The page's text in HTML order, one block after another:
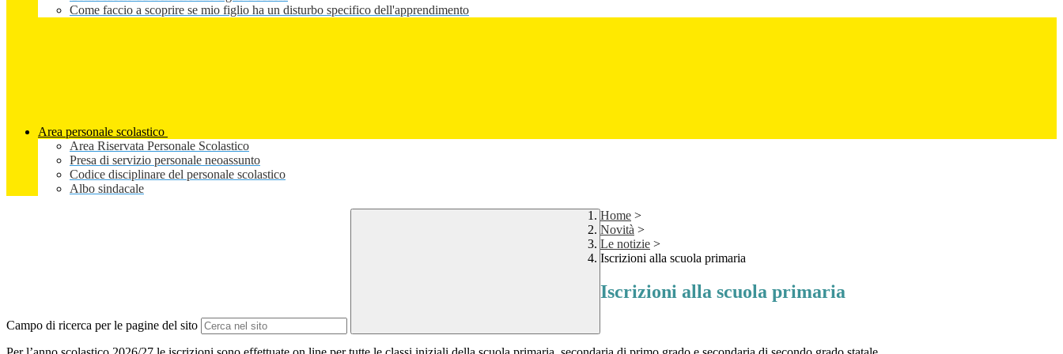
Come faccio a scoprire se mio figlio ha un disturbo specifico dell'apprendimento
Area personale scolastico
Area Riservata Personale Scolastico
Presa di servizio personale neoassunto
Codice disciplinare del personale scolastico
Albo sindacale
Campo di ricerca per le pagine del sito
Home >
Novità >
Le notizie >
Iscrizioni alla scuola primaria
Iscrizioni alla scuola primaria